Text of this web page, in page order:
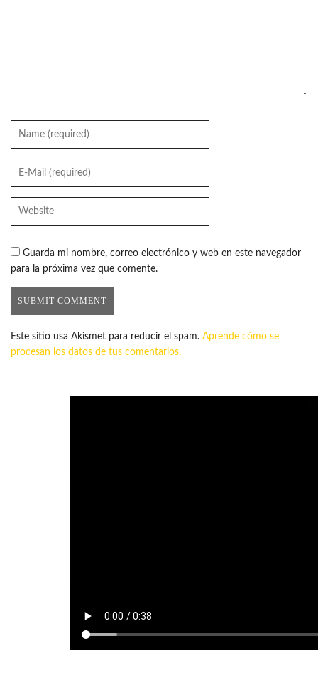
Guarda mi nombre, correo electrónico y web en este navegador
para la próxima vez que comente.
Este sitio usa Akismet para reducir el spam. Aprende cómo se
procesan los datos de tus comentarios.